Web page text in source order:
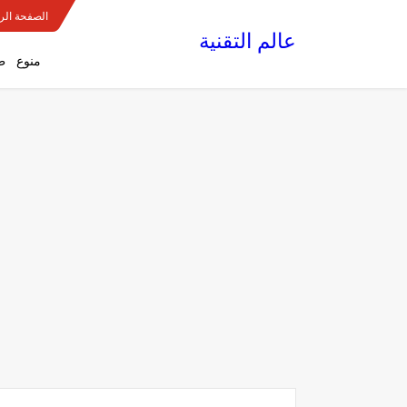
الصفحة
عالم التقنية
منوع